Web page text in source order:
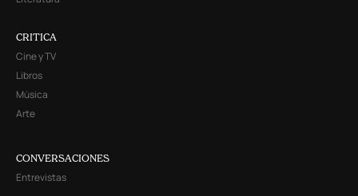
CRITICA
Cine y TV
Libros
Música
Arte
CONVERSACIONES
Entrevistas